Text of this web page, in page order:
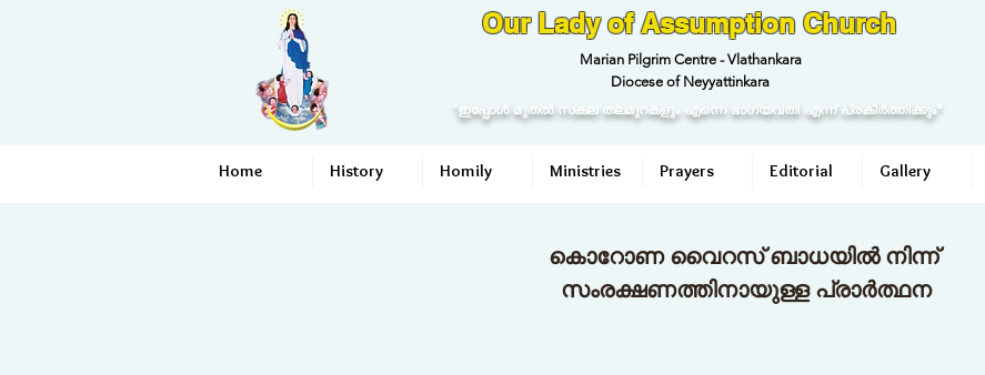
Our Lady of Assumption Church
Marian Pilgrim Centre - Vlathankara
Diocese of Neyyattinkara
“ഇപ്പോള്‍ മുതല്‍ സകല തലമുറകളും എന്നെ ഭാഗ്യവതി എന്ന് പ്രകീര്‍ത്തിക്കും"
Home History Homily Ministries Prayers Editorial Gallery
കൊറോണ വൈറസ് ബാധയില്‍ നിന്ന്
സംരക്ഷണത്തിനായുള്ള പ്രാര്‍ത്ഥന